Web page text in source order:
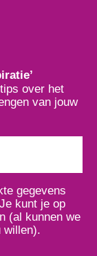
over het
van jouw
gegevens
kunt je op
(al kunnen we
willen).